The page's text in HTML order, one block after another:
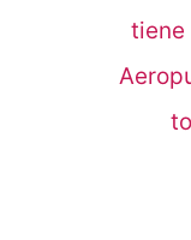
tiene